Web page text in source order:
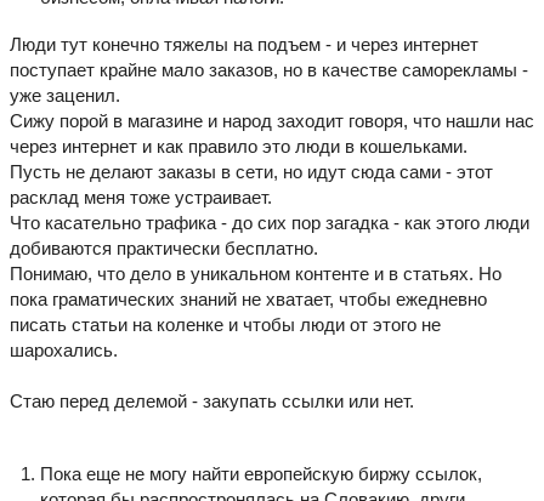
Люди тут конечно тяжелы на подъем - и через интернет
поступает крайне мало заказов, но в качестве саморекламы -
уже заценил.
Сижу порой в магазине и народ заходит говоря, что нашли нас
через интернет и как правило это люди в кошельками.
Пусть не делают заказы в сети, но идут сюда сами - этот
расклад меня тоже устраивает.
Что касательно трафика - до сих пор загадка - как этого люди
добиваются практически бесплатно.
Понимаю, что дело в уникальном контенте и в статьях. Но
пока граматических знаний не хватает, чтобы ежедневно
писать статьи на коленке и чтобы люди от этого не
шарохались.
Стаю перед делемой - закупать ссылки или нет.
Пока еще не могу найти европейскую биржу ссылок,